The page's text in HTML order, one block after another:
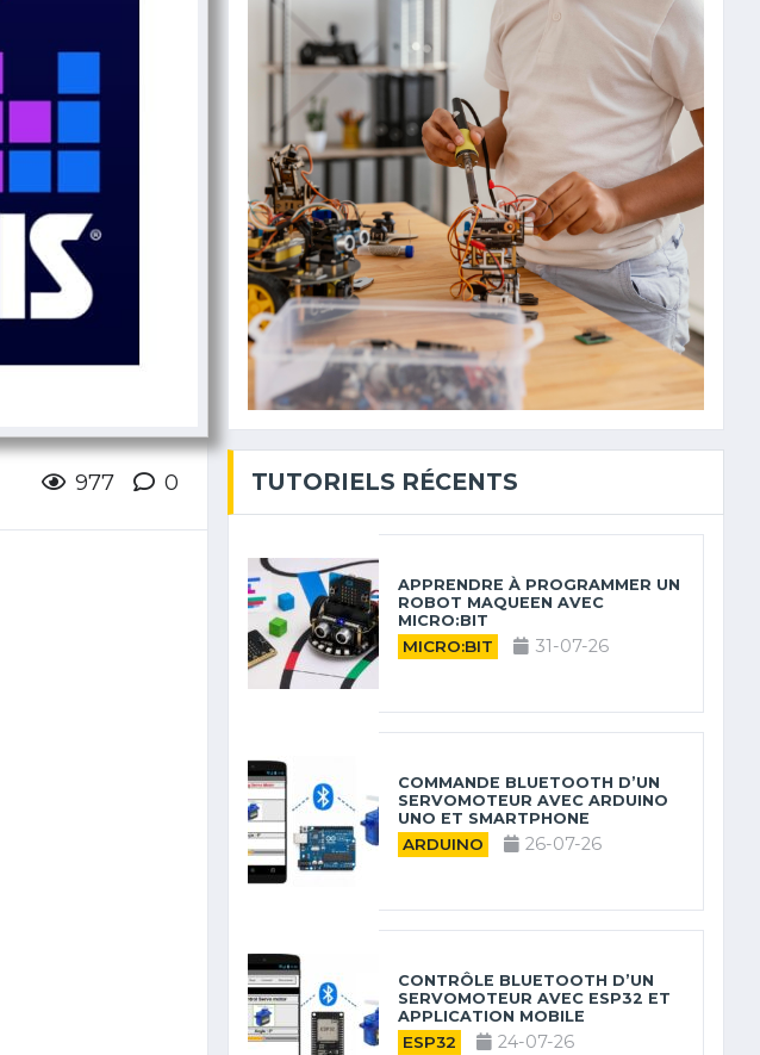
977 0 TUTORIELS RÉCENTS
APPRENDRE À PROGRAMMER UN
ROBOT MAQUEEN AVEC
MICRO:BIT
MICRO:BIT 31-07-26
COMMANDE BLUETOOTH D’UN
SERVOMOTEUR AVEC ARDUINO
UNO ET SMARTPHONE
ARDUINO 26-07-26
CONTRÔLE BLUETOOTH D’UN
SERVOMOTEUR AVEC ESP32 ET
APPLICATION MOBILE
ESP32 24-07-26